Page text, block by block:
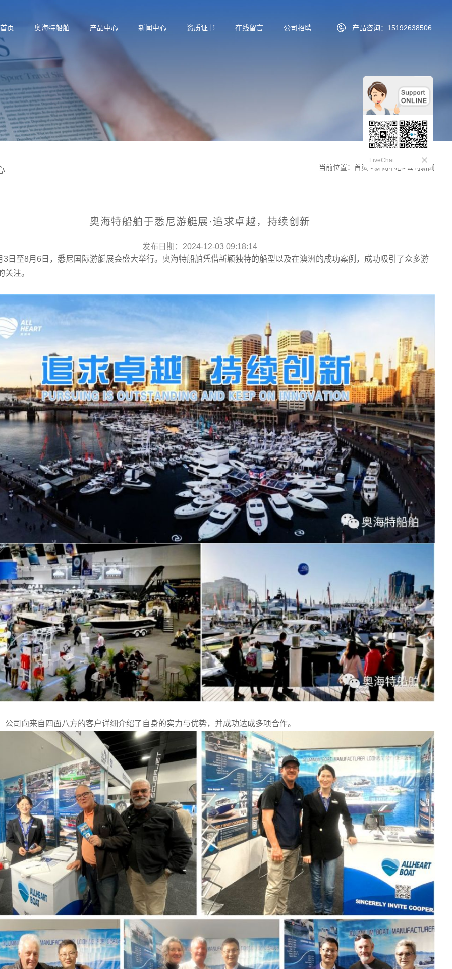
产品咨询：15192638506
首页 奥海特船舶 产品中心 新闻中心 资质证书 在线留言 公司招聘
当前位置：首页>新闻中心>公司新闻
奥海特船舶于悉尼游艇展·追求卓越，持续创新
发布日期：2024-12-03 09:18:14
3日至8月6日，悉尼国际游艇展会盛大举行。奥海特船舶凭借新颖独特的船型以及在澳洲的成功案例，成功吸引了众多游
关注。
公司向来自四面八方的客户详细介绍了自身的实力与优势，并成功达成多项合作。
LiveChat